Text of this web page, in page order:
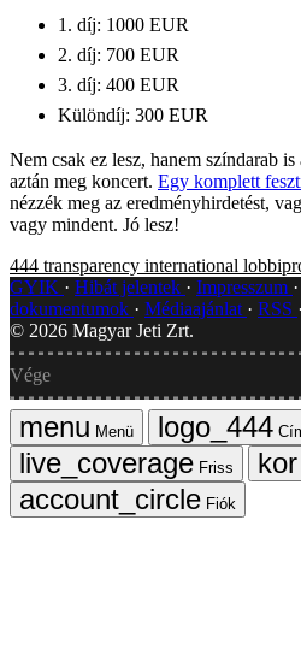
1. díj: 1000 EUR
2. díj: 700 EUR
3. díj: 400 EUR
Különdíj: 300 EUR
Nem csak ez lesz, hanem színdarab
aztán meg koncert. Egy komplett
nézzék meg az eredményhirdetést,
vagy mindent. Jó lesz!
444 transparency international
GYIK
Hibát jelentek Impresszum
dokumentumok
Médiaajánlat RSS
© 2026 Magyar Jeti Zrt.
Vége
Menü
Friss
Fiók